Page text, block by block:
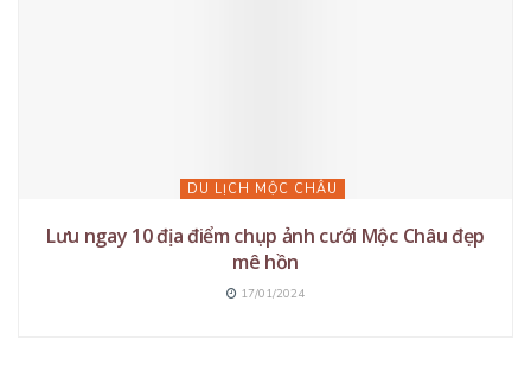
DU LỊCH MỘC CHÂU
Lưu ngay 10 địa điểm chụp ảnh cưới Mộc Châu đẹp
mê hồn
17/01/2024